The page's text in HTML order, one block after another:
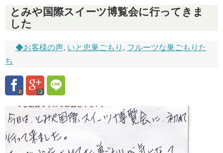
とみや国際スイーツ博覧会に行ってきま
した
◆お客様の声, いと忠巣ごもり , フルーツな巣ごもりた
ち
0